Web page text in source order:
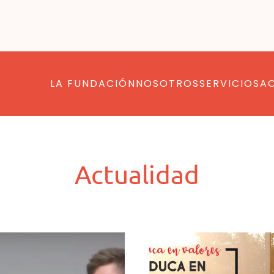
LA FUNDACIÓNNOSOTROSSERVICIOS
Actualidad